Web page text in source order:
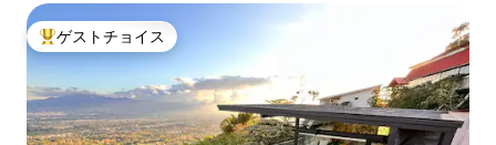
大好評のゲストチョイスです。
ゲストチョイス